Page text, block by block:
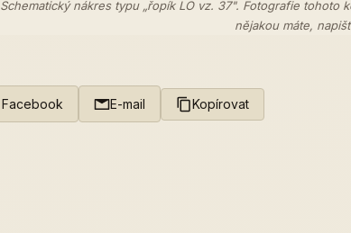
Schematický nákres typu „řopík LO vz. 37". Fotografie
nějakou máte,
Facebook E-mail Kopírovat